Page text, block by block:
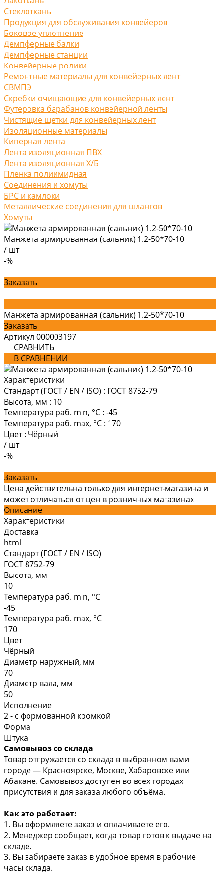
Стеклоткань
Продукция для обслуживания конвейеров
Боковое уплотнение
Демпферные балки
Демпферные станции
Конвейерные ролики
Ремонтные материалы для конвейерных лент
СВМПЭ
Скребки очищающие для конвейерных лент
Футеровка барабанов конвейерной ленты
Чистящие щетки для конвейерных лент
Изоляционные материалы
Киперная лента
Лента изоляционная ПВХ
Лента изоляционная Х/Б
Пленка полиимидная
Соединения и хомуты
БРС и камлоки
Металлические соединения для шлангов
Хомуты
Манжета армированная (сальник) 1.2-50*70-10
/ шт
-%
Заказать
Манжета армированная (сальник) 1.2-50*70-10
Заказать
Артикул 000003197
СРАВНИТЬ
В СРАВНЕНИИ
Характеристики
Стандарт (ГОСТ / EN / ISO) : ГОСТ 8752-79
Высота, мм : 10
Температура раб. min, °C : -45
Температура раб. max, °C : 170
Цвет : Чёрный
/ шт
-%
Заказать
Цена действительна только для интернет-магазина и
может отличаться от цен в розничных магазинах
Описание
Характеристики
Доставка
html
Стандарт (ГОСТ / EN / ISO)
ГОСТ 8752-79
Высота, мм
10
Температура раб. min, °C
-45
Температура раб. max, °C
170
Цвет
Чёрный
Диаметр наружный, мм
70
Диаметр вала, мм
50
Исполнение
2 - с формованной кромкой
Форма
Штука
Самовывоз со склада
Товар отгружается со склада в выбранном вами
городе — Красноярске, Москве, Хабаровске или
Абакане. Самовывоз доступен во всех городах
присутствия и для заказа любого объёма.
Как это работает:
1. Вы оформляете заказ и оплачиваете его.
2. Менеджер сообщает, когда товар готов к выдаче на
складе.
3. Вы забираете заказ в удобное время в рабочие
часы склада.